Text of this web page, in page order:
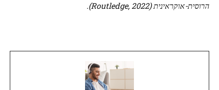
הרוסית-אוקראינית (Routledge, 2022).